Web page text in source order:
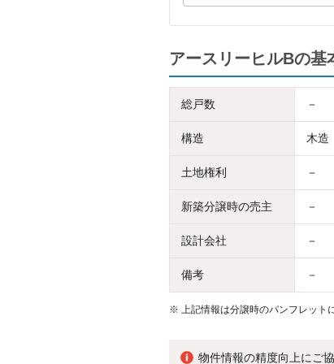
アースリーヒルBの基
総戸数 －
構造 木造
土地権利 －
新築分譲時の売主 －
設計会社 －
備考 －
※ 上記情報は分譲時のパンフレット
物件情報の精度向上にご